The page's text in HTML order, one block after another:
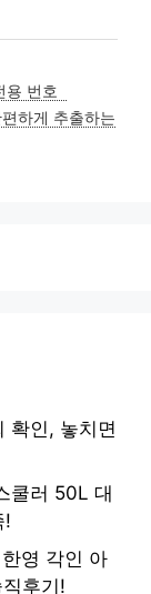
용 번호
하게 추출하는
확인, 놓치면
쿨러 50L 대
!
영 각인 아
후기!